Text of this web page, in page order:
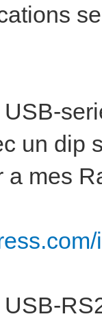
un dip
a mes